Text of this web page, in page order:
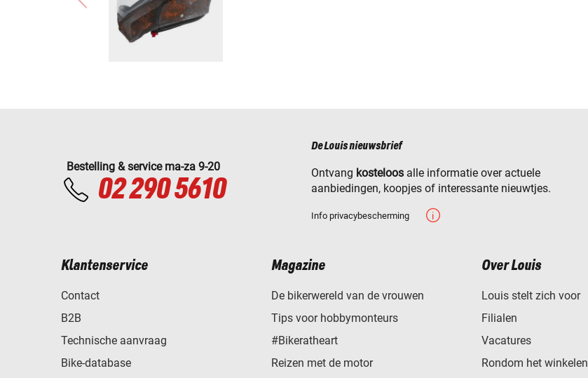
Bestelling & service ma-za 9-20
02 290 5610
De Louis nieuwsbrief
Ontvang kosteloos alle informatie over actuele
aanbiedingen, koopjes of interessante nieuwtjes.
Info privacybescherming
Klantenservice
Contact
B2B
Technische aanvraag
Bike-database
Magazine
De bikerwereld van de vrouwen
Tips voor hobbymonteurs
#Bikeratheart
Reizen met de motor
Over Louis
Louis stelt zich voor
Filialen
Vacatures
Rondom het winkelen